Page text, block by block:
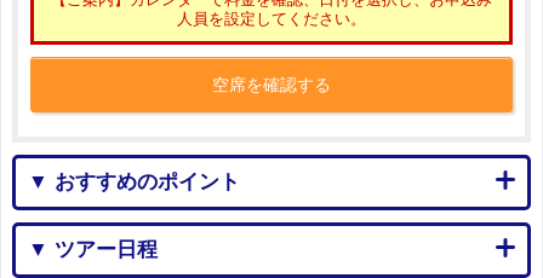
人員を設定してください。
空席を確認する
▼ おすすめのポイント
▼ ツアー日程